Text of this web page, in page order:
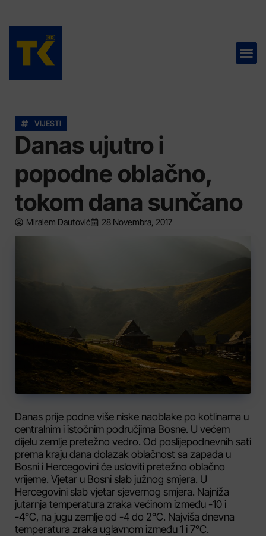
VIJESTI
Danas ujutro i
popodne oblačno,
tokom dana sunčano
Miralem Dautović 28 Novembra, 2017
Danas prije podne više niske naoblake po kotlinama u
centralnim i istočnim područjima Bosne. U većem
dijelu zemlje pretežno vedro. Od poslijepodnevnih sati
prema kraju dana dolazak oblačnost sa zapada u
Bosni i Hercegovini će usloviti pretežno oblačno
vrijeme. Vjetar u Bosni slab južnog smjera. U
Hercegovini slab vjetar sjevernog smjera. Najniža
jutarnja temperatura zraka većinom između -10 i
-4°C, na jugu zemlje od -4 do 2°C. Najviša dnevna
temperatura zraka uglavnom između 1 i 7°C.